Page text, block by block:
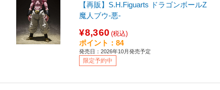
【再販】S.H.Figuarts ドラゴンボールZ
魔人ブウ-悪-
¥8,360 (税込)
ポイント：84
発売日：2026年10月発売予定
限定予約中